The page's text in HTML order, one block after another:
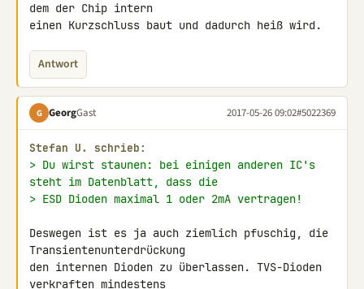
dem der Chip intern
einen Kurzschluss baut und dadurch heiß wird.
Antwort
G GeorgGast 2017-05-26 09:02#5022369
Stefan U. schrieb:
> Du wirst staunen: bei einigen anderen IC's
steht im Datenblatt, dass die
> ESD Dioden maximal 1 oder 2mA vertragen!
Deswegen ist es ja auch ziemlich pfuschig, die
Transientenunterdrückung
den internen Dioden zu überlassen. TVS-Dioden
verkraften mindestens